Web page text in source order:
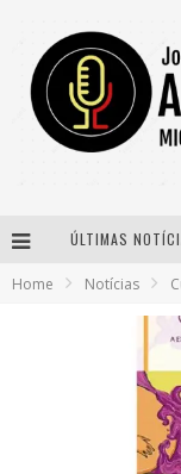
ÚLTIMAS
Home Notícias